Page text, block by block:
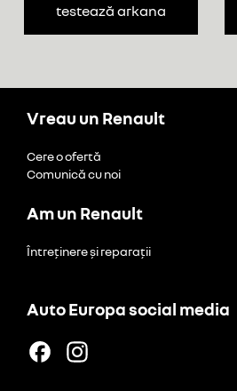
testează arkana
Vreau un Renault
Cere o ofertă
Comunică cu noi
Am un Renault
Întreținere și reparații
Auto Europa social media